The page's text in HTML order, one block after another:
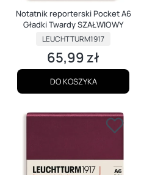
Notatnik reporterski Pocket A6
Gładki Twardy SZAŁWIOWY
PRODUCENT
LEUCHTTURM1917
Cena
65,99 zł
DO KOSZYKA